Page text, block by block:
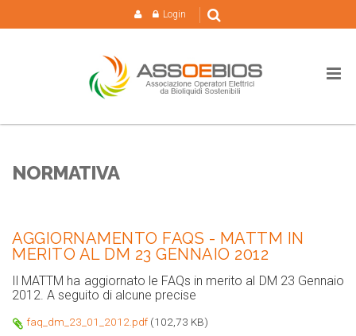
Login
NORMATIVA
AGGIORNAMENTO FAQS - MATTM IN
MERITO AL DM 23 GENNAIO 2012
Il MATTM ha aggiornato le FAQs in merito al DM 23 Gennaio
2012. A seguito di alcune precise
faq_dm_23_01_2012.pdf (102,73 KB)